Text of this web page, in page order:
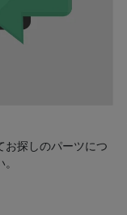
お探しのパーツにつ